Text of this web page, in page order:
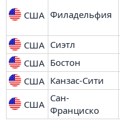
США Филадельфия
США Сиэтл
США Бостон
США Канзас-Сити
США
Сан-
Франциско